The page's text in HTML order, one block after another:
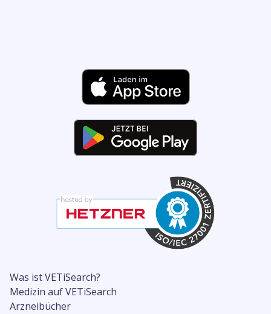
Was ist VETiSearch?
Medizin auf VETiSearch
Arzneibücher